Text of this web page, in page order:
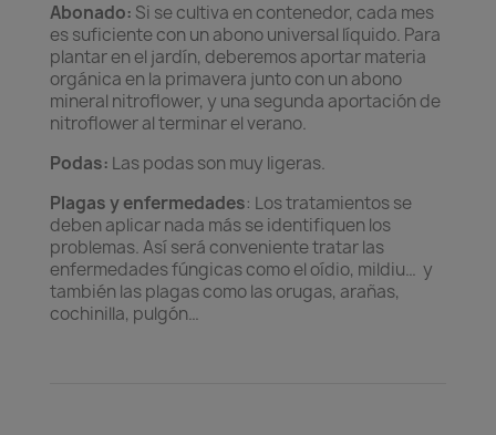
Abonado: Si se cultiva en contenedor, cada mes
es suficiente con un abono universal líquido. Para
plantar en el jardín, deberemos aportar materia
orgánica en la primavera junto con un abono
mineral nitroflower, y una segunda aportación de
nitroflower al terminar el verano.
Podas: Las podas son muy ligeras.
Plagas y enfermedades: Los tratamientos se
deben aplicar nada más se identifiquen los
problemas. Así será conveniente tratar las
enfermedades fúngicas como el oídio, mildiu… y
también las plagas como las orugas, arañas,
cochinilla, pulgón…